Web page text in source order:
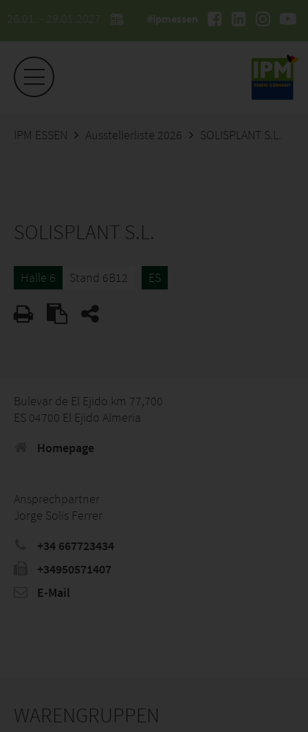
26.01. - 29.01.2027 #ipmessen
IPM ESSEN Ausstellerliste 2026 SOLISPLANT S.L.
SOLISPLANT S.L.
Halle 6 Stand 6B12 ES
Bulevar de El Ejido km 77,700
ES 04700 El Ejido Almeria
Homepage
Ansprechpartner
Jorge Solís Ferrer
+34 667723434
+34950571407
E-Mail
WARENGRUPPEN